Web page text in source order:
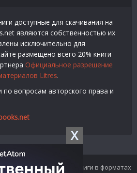
X
доступные для скачивания на
являются собственностью их
исключительно для
размещено всего 20% книги
Официальное разрешение
Litres.
по вопросам авторского права и
- Скачать бесплатно книги в форматах